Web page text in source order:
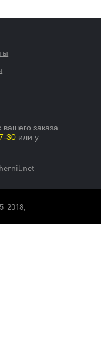
вашего заказа
30 или у
2018,